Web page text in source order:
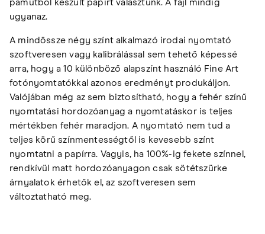
pamutból készült papírt választunk. A fájl mindig
ugyanaz.
A mindössze négy színt alkalmazó irodai nyomtató
szoftveresen vagy kalibrálással sem tehető képessé
arra, hogy a 10 különböző alapszínt használó Fine Art
fotónyomtatókkal azonos eredményt produkáljon.
Valójában még az sem biztosítható, hogy a fehér színű
nyomtatási hordozóanyag a nyomtatáskor is teljes
mértékben fehér maradjon. A nyomtató nem tud a
teljes körű színmentességtől is kevesebb színt
nyomtatni a papírra. Vagyis, ha 100%-ig fekete színnel,
rendkívül matt hordozóanyagon csak sötétszürke
árnyalatok érhetők el, az szoftveresen sem
változtatható meg.